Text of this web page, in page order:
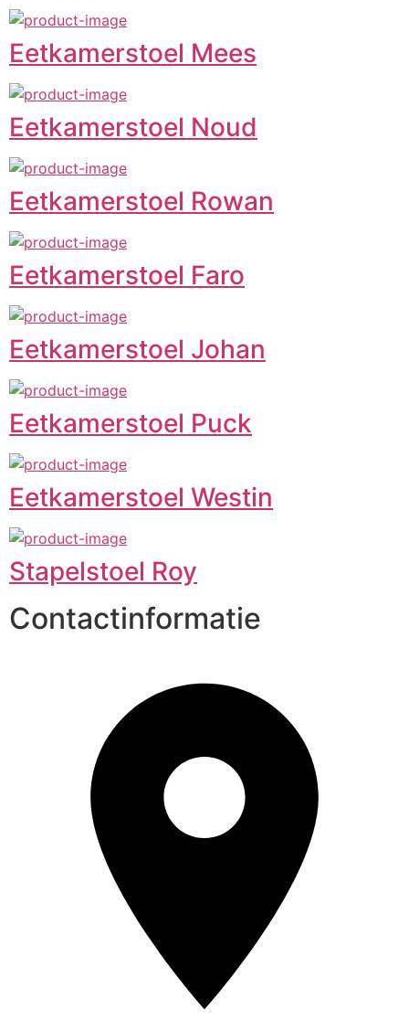
Eetkamerstoel Mees
Eetkamerstoel Noud
Eetkamerstoel Rowan
Eetkamerstoel Faro
Eetkamerstoel Johan
Eetkamerstoel Puck
Eetkamerstoel Westin
Stapelstoel Roy
Contactinformatie